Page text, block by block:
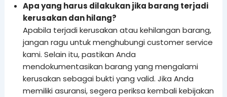
Apa yang harus dilakukan jika barang terjadi
kerusakan dan hilang?
Apabila terjadi kerusakan atau kehilangan barang,
jangan ragu untuk menghubungi customer service
kami. Selain itu, pastikan Anda
mendokumentasikan barang yang mengalami
kerusakan sebagai bukti yang valid. Jika Anda
memiliki asuransi, segera periksa kembali kebijakan